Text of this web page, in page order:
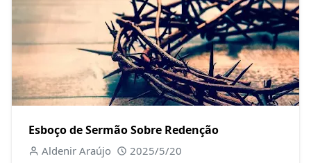
Esboço de Sermão Sobre Redenção
Aldenir Araújo 2025/5/20